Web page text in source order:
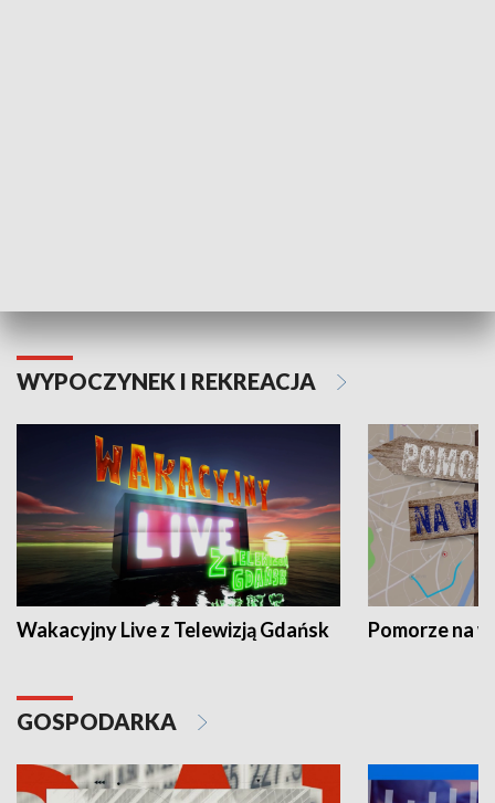
WYPOCZYNEK I REKREACJA
Wakacyjny Live z Telewizją Gdańsk Pomorze na
GOSPODARKA